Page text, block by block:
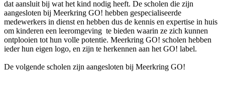
dat aansluit bij wat het kind nodig heeft. De scholen die zijn
aangesloten bij Meerkring GO! hebben gespecialiseerde
medewerkers in dienst en hebben dus de kennis en expertise in huis
om kinderen een leeromgeving te bieden waarin ze zich kunnen
ontplooien tot hun volle potentie. Meerkring GO! scholen hebben
ieder hun eigen logo, en zijn te herkennen aan het GO! label.
De volgende scholen zijn aangesloten bij Meerkring GO!